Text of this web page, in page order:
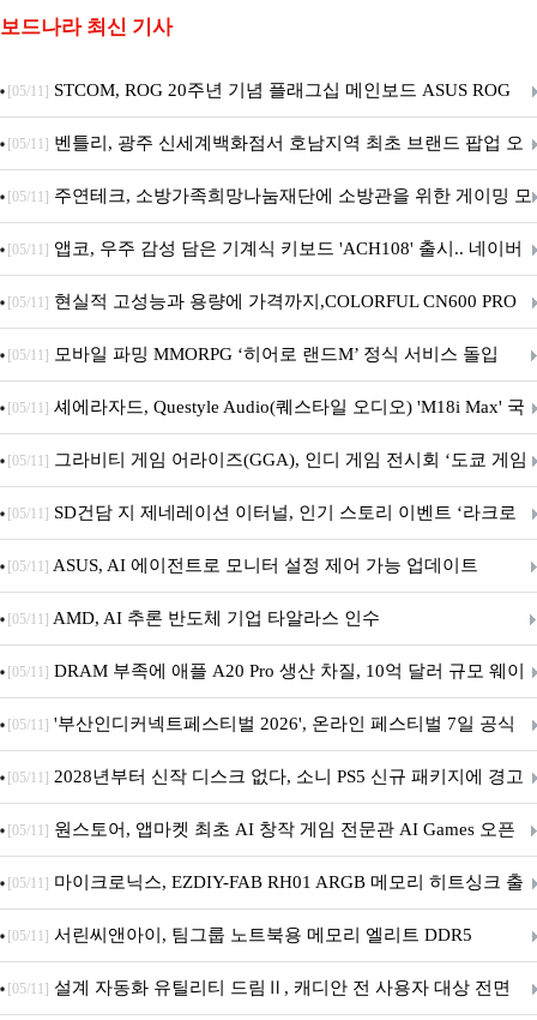
보드나라 최신 기사
[05/11] STCOM, ROG 20주년 기념 플래그십 메인보드 ASUS ROG
Crosshair X870E EDITION 20 국내 출시 예정
[05/11] 벤틀리, 광주 신세계백화점서 호남지역 최초 브랜드 팝업 오
픈
[05/11] 주연테크, 소방가족희망나눔재단에 소방관을 위한 게이밍 모
니터·스마트 펫 침대 기부
[05/11] 앱코, 우주 감성 담은 기계식 키보드 'ACH108' 출시.. 네이버
브랜드데이 기획전 진행
[05/11] 현실적 고성능과 용량에 가격까지,COLORFUL CN600 PRO
M.2 NVMe 디앤디컴 1TB
[05/11] 모바일 파밍 MMORPG ‘히어로 랜드M’ 정식 서비스 돌입
[05/11] 셰에라자드, Questyle Audio(퀘스타일 오디오) 'M18i Max' 국
내 정식 출시
[05/11] 그라비티 게임 어라이즈(GGA), 인디 게임 전시회 ‘도쿄 게임
던전 13’ 참가!
[05/11] SD건담 지 제네레이션 이터널, 인기 스토리 이벤트 ‘라크로
아의 용사’ 재개최 및 풍성한 기념 이벤트 실시!
[05/11] ASUS, AI 에이전트로 모니터 설정 제어 가능 업데이트
[05/11] AMD, AI 추론 반도체 기업 타알라스 인수
[05/11] DRAM 부족에 애플 A20 Pro 생산 차질, 10억 달러 규모 웨이
퍼 대기
[05/11] '부산인디커넥트페스티벌 2026', 온라인 페스티벌 7일 공식
개막... 22일간 진행
[05/11] 2028년부터 신작 디스크 없다, 소니 PS5 신규 패키지에 경고
문 추가
[05/11] 원스토어, 앱마켓 최초 AI 창작 게임 전문관 AI Games 오픈
[05/11] 마이크로닉스, EZDIY-FAB RH01 ARGB 메모리 히트싱크 출
시
[05/11] 서린씨앤아이, 팀그룹 노트북용 메모리 엘리트 DDR5
5600MHz 16GB 출시
[05/11] 설계 자동화 유틸리티 드림Ⅱ, 캐디안 전 사용자 대상 전면